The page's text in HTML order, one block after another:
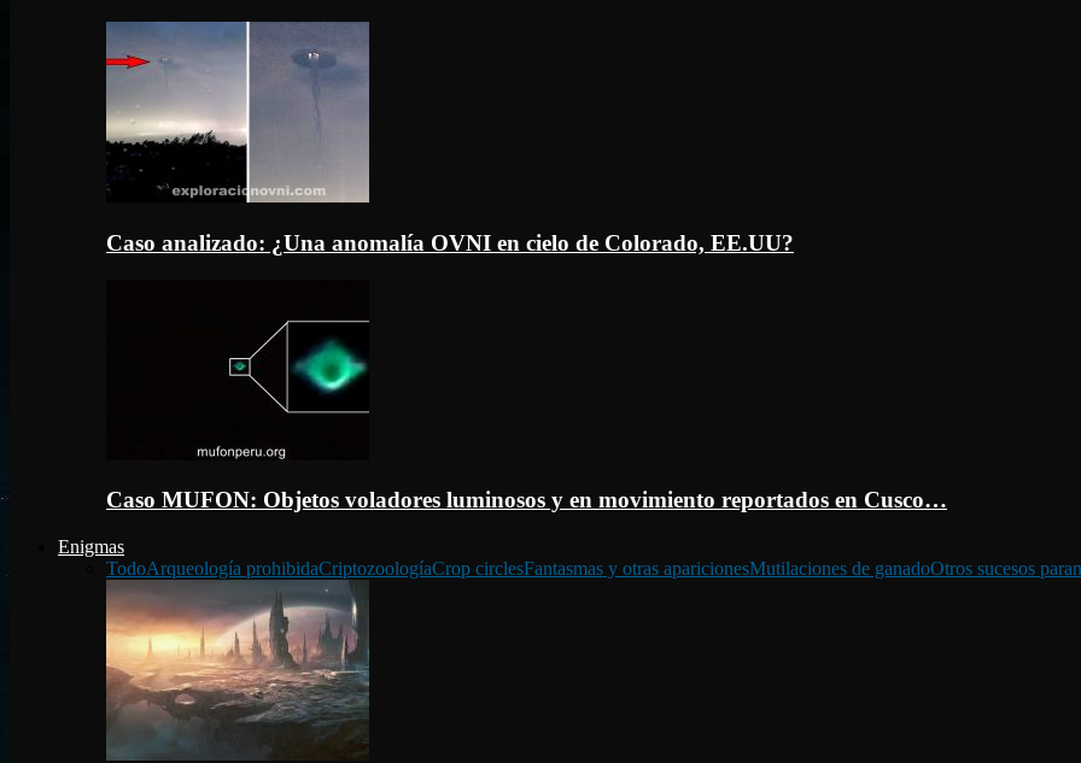
Caso analizado: ¿Una anomalía OVNI en cielo de Colorado, EE.UU?
Caso MUFON: Objetos voladores luminosos y en movimiento reportados en Cusco…
Enigmas
TodoArqueología prohibidaCriptozoologíaCrop circlesFantasmas y otras aparicionesMutilaciones de ganadoOtros sucesos